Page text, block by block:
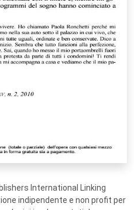
International Linking
indipendente e non profit per